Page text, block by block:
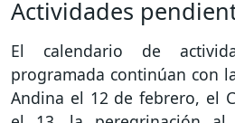
Actividades
El calendario de
programada continúan con
Andina el 12 de febrero, el